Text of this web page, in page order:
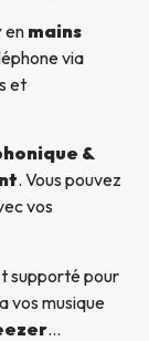
en mains
via
et
&
. Vous pouvez
vos
supporté pour
vos musique
…